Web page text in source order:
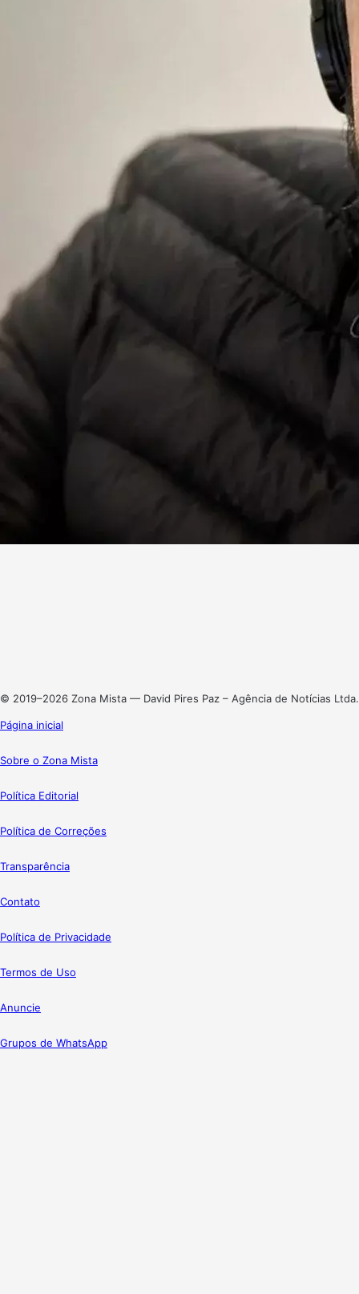
© 2019–2026 Zona Mista — David Pires Paz – Agência de Notícias Ltda.
Página inicial
Sobre o Zona Mista
Política Editorial
Política de Correções
Transparência
Contato
Política de Privacidade
Termos de Uso
Anuncie
Grupos de WhatsApp